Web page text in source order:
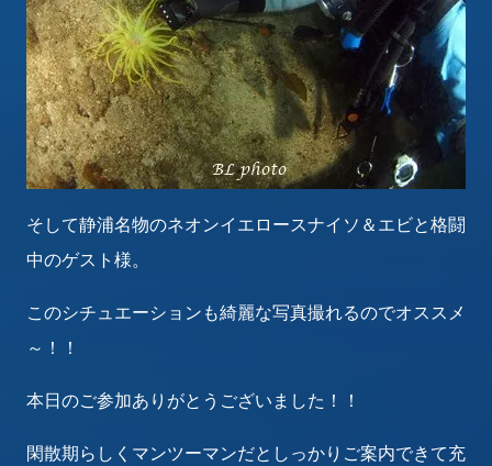
そして静浦名物のネオンイエロースナイソ＆エビと格闘
中のゲスト様。
このシチュエーションも綺麗な写真撮れるのでオススメ
～！！
本日のご参加ありがとうございました！！
閑散期らしくマンツーマンだとしっかりご案内できて充